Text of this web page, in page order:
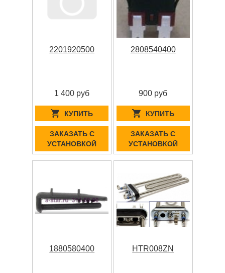
2201920500
1 400 руб
КУПИТЬ
ЗАКАЗАТЬ С
УСТАНОВКОЙ
2808540400
900 руб
КУПИТЬ
ЗАКАЗАТЬ С
УСТАНОВКОЙ
1880580400 HTR008ZN